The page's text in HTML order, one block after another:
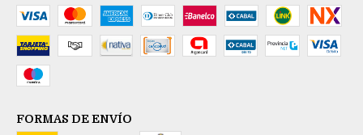
FORMAS DE ENVÍO